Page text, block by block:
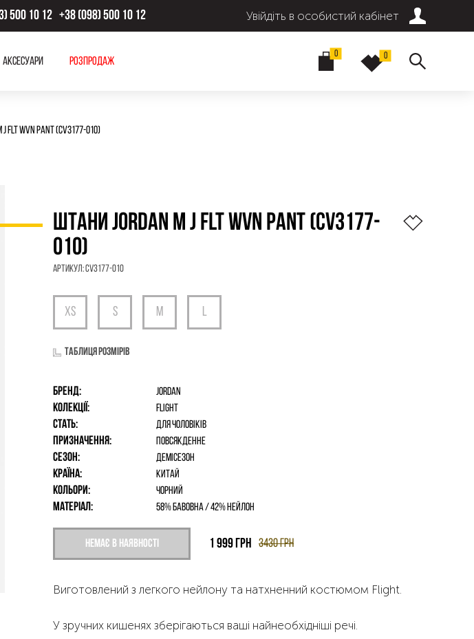
500 10 12 +38 (098) 500 10 12 Увійдіть в особистий кабінет
Аксесуари Розпродаж
0 0
FLT WVN PANT (CV3177-010)
ШТАНИ JORDAN M J FLT WVN PANT (CV3177-
010)
Артикул:CV3177-010
Таблиця розмірів
Бренд: Jordan
Колекції: Flight
Стать: для чоловіків
Призначення: Повсякденне
Сезон: Демісезон
Країна: Китай
Кольори: Чорний
Матеріал: 58% бавовна / 42% нейлон
Немає в наявності 3430грн
1 999 грн
Виготовлений з легкого нейлону та натхненний костюмом Flight.
У зручних кишенях зберігаються ваші найнеобхідніші речі.